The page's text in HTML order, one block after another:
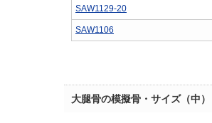
SAW1129-20
SAW1106
大腿骨の模擬骨・サイズ（中）